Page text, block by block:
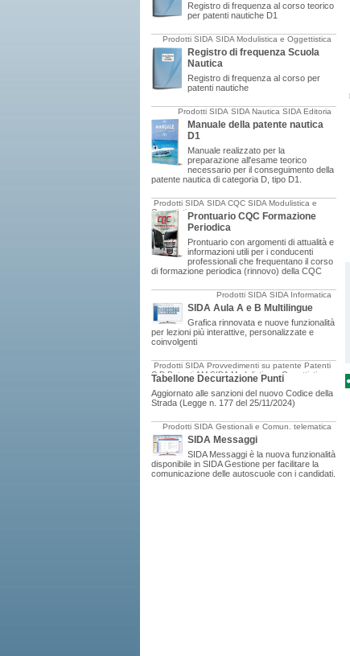
Registro di frequenza al corso teorico
per patenti nautiche D1
Prodotti SIDA SIDA Modulistica e Oggettistica
Registro di frequenza Scuola
Nautica
Registro di frequenza al corso per
patenti nautiche
Prodotti SIDA SIDA Nautica SIDA Editoria
Manuale della patente nautica
D1
Manuale realizzato per la
preparazione all'esame teorico
necessario per il conseguimento della
patente nautica di categoria D, tipo D1.
Prodotti SIDA SIDA CQC SIDA Modulistica e
OggettisticaProntuario CQC Formazione
Periodica
Prontuario con argomenti di attualità e
informazioni utili per i conducenti
professionali che frequentano il corso
di formazione periodica (rinnovo) della CQC
Prodotti SIDA SIDA Informatica
SIDA Aula A e B Multilingue
Grafica rinnovata e nuove funzionalità
per lezioni più interattive, personalizzate e
coinvolgenti
Prodotti SIDA Provvedimenti su patente Patenti
C-D Patenti AM SIDA Modulistica e Oggettistica
Tabellone Decurtazione Punti
Aggiornato alle sanzioni del nuovo Codice della
Strada (Legge n. 177 del 25/11/2024)
Prodotti SIDA Gestionali e Comun. telematica
SIDA Messaggi
SIDA Messaggi è la nuova funzionalità
disponibile in SIDA Gestione per facilitare la
comunicazione delle autoscuole con i candidati.
MULTILINGUE